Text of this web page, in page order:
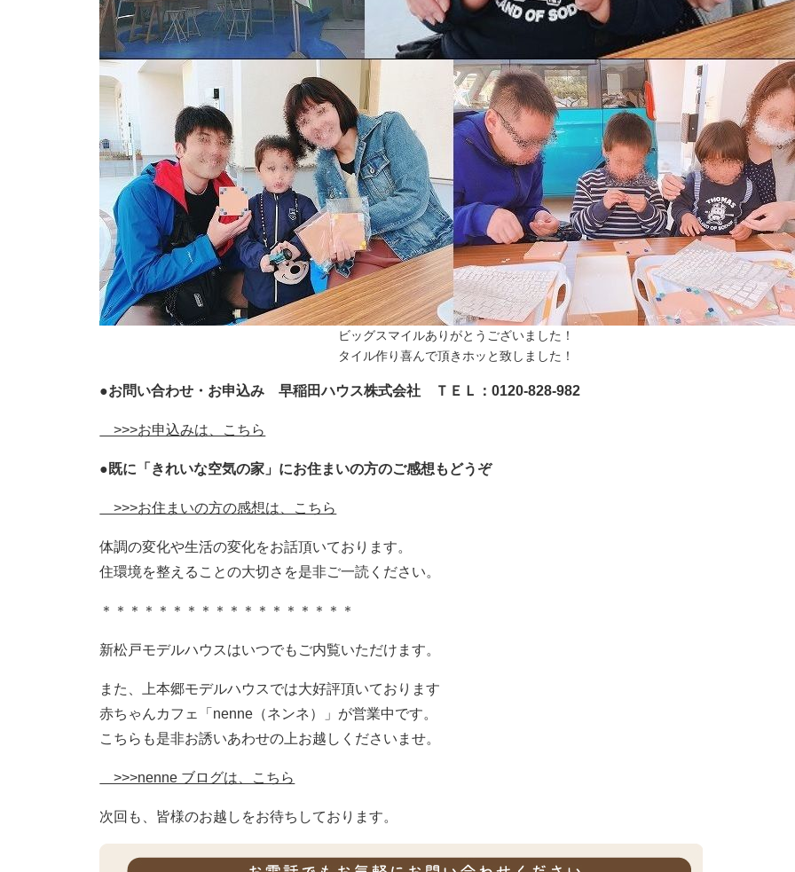
ビッグスマイルありがとうございました！
タイル作り喜んで頂きホッと致しました！
●お問い合わせ・お申込み 早稲田ハウス株式会社 ＴＥＬ：0120-828-982
>>>お申込みは、こちら
●既に「きれいな空気の家」にお住まいの方のご感想もどうぞ
>>>お住まいの方の感想は、こちら
体調の変化や生活の変化をお話頂いております。
住環境を整えることの大切さを是非ご一読ください。
＊＊＊＊＊＊＊＊＊＊＊＊＊＊＊＊＊＊
新松戸モデルハウスはいつでもご内覧いただけます。
また、上本郷モデルハウスでは大好評頂いております
赤ちゃんカフェ「nenne（ネンネ）」が営業中です。
こちらも是非お誘いあわせの上お越しくださいませ。
>>>nenne ブログは、こちら
次回も、皆様のお越しをお待ちしております。